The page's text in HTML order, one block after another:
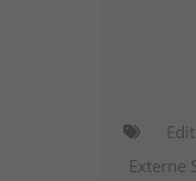
Externe